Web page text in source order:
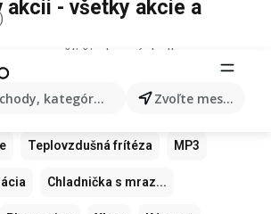
kategórie, produkty... Zvoľte mesto
akcii - všetky akcie a
nenašli žiadne výsledky.
produkty
Xiaomi Apple Watch
Teplovzdušná frítéza MP3
Chladnička s mraz...